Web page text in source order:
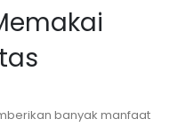
banyak manfaat